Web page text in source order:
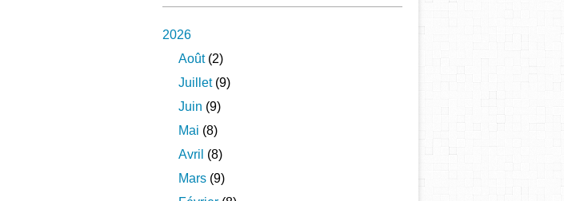
2026
Août(2)
Juillet(9)
Juin (9)
Mai (8)
Avril (8)
Mars (9)